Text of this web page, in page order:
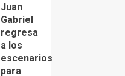
Juan
Gabriel
regresa
a los
escenarios
para